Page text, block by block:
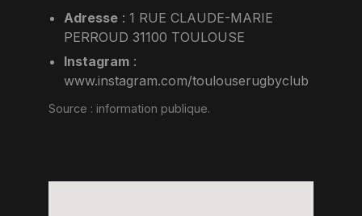
Adresse :1 RUE CLAUDE-MARIE
PERROUD 31100 TOULOUSE
Instagram :
www.instagram.com/toulouserugbyclub
Source : information publique.